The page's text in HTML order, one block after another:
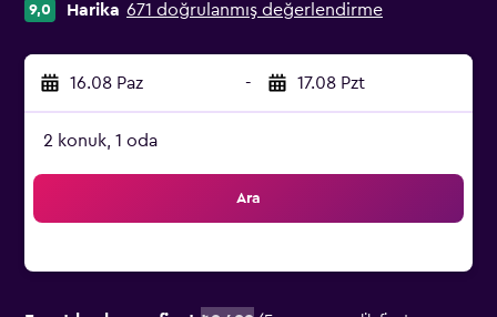
9,0 Harika 671 doğrulanmış değerlendirme
16.08 Paz - 17.08 Pzt
2 konuk, 1 oda
Ara